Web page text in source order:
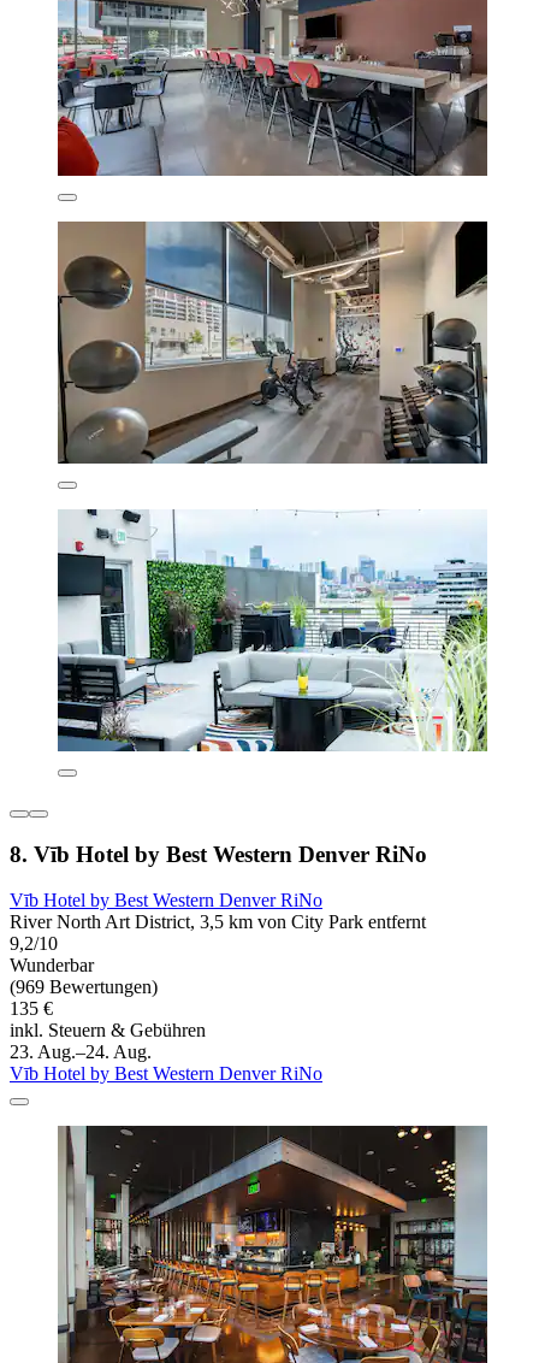
8. Vīb Hotel by Best Western Denver RiNo
Vīb Hotel by Best Western Denver RiNo
River North Art District, 3,5 km von City Park entfernt
9,2/10
Wunderbar
(969 Bewertungen)
135 €
inkl. Steuern & Gebühren
23. Aug.–24. Aug.
Vīb Hotel by Best Western Denver RiNo